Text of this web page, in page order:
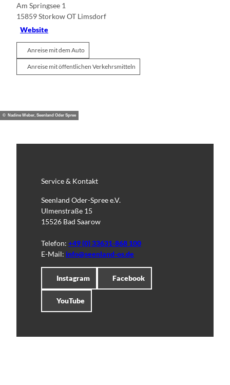
Am Springsee 1
15859Storkow OT Limsdorf
Website
Anreise mit dem Auto
Anreise mit öffentlichen Verkehrsmitteln
© Nadine Weber, Seenland Oder Spree
Service & Kontakt
Seenland Oder-Spree e.V.
Ulmenstraße 15
15526 Bad Saarow
Telefon: +49 (0) 33631-868 100
E-Mail: info@seenland-os.de
Instagram Facebook
YouTube